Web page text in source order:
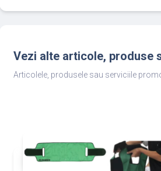
Vezi alte articole, produse
Articolele, produsele sau serviciile